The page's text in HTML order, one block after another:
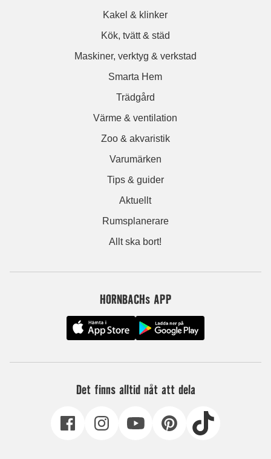
Kakel & klinker
Kök, tvätt & städ
Maskiner, verktyg & verkstad
Smarta Hem
Trädgård
Värme & ventilation
Zoo & akvaristik
Varumärken
Tips & guider
Aktuellt
Rumsplanerare
Allt ska bort!
HORNBACHs APP
Det finns alltid nåt att dela